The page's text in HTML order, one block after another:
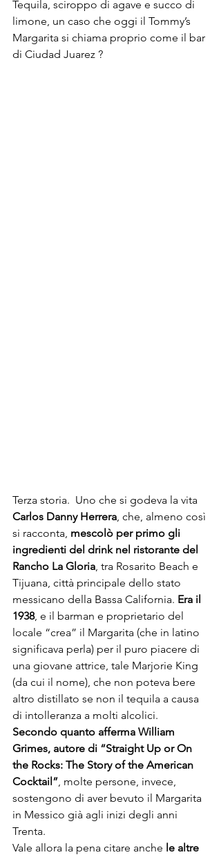
Tequila, sciroppo di agave e succo di
limone, un caso che oggi il Tommy’s
Margarita si chiama proprio come il bar
di Ciudad Juarez ?
Terza storia.  Uno che si godeva la vita
Carlos Danny Herrera, che, almeno così
si racconta, mescolò per primo gli
ingredienti del drink nel ristorante del
Rancho La Gloria, tra Rosarito Beach e
Tijuana, città principale dello stato
messicano della Bassa California. Era il
1938, e il barman e proprietario del
locale “crea” il Margarita (che in latino
significava perla) per il puro piacere di
una giovane attrice, tale Marjorie King
(da cui il nome), che non poteva bere
altro distillato se non il tequila a causa
di intolleranza a molti alcolici.
Secondo quanto afferma William
Grimes, autore di “Straight Up or On
the Rocks: The Story of the American
Cocktail”, molte persone, invece,
sostengono di aver bevuto il Margarita
in Messico già agli inizi degli anni
Trenta.
Vale allora la pena citare anche le altre